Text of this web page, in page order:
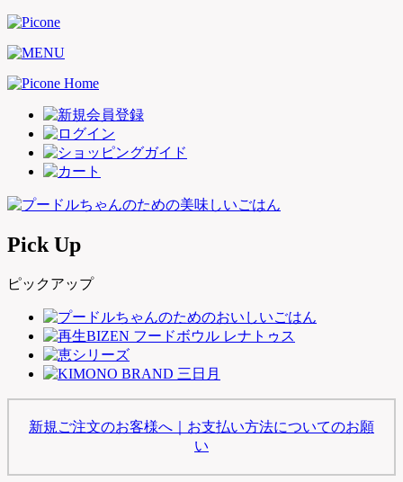
Pick Up
ピックアップ
新規ご注文のお客様へ｜お支払い方法についてのお願
い